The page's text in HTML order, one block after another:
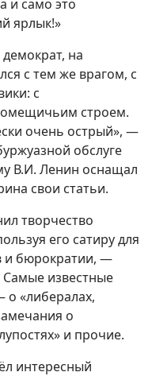
и само это
ярлык!»
на
с тем же врагом, с
с
строем.
очень острый», —
обслуге
В.И. Ленин оснащал
свои статьи.
творчество
его сатиру для
и бюрократии, —
известные
«либералах,
о
и прочие.
интересный